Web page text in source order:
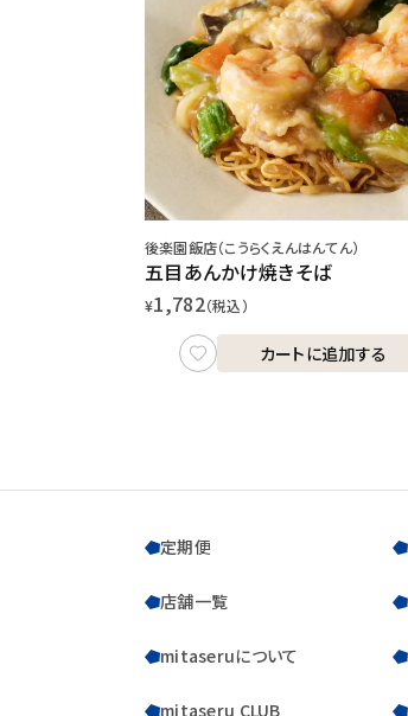
後楽園飯店（こうらくえんはんてん）
五目あんかけ焼きそば
¥1,782（税込）
カートに追加する
定期便
店舗一覧
mitaseruについて
mitaseru CLUB